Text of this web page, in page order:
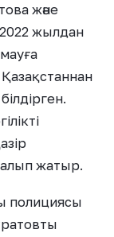
және
жылдан
жатыр.
полициясы